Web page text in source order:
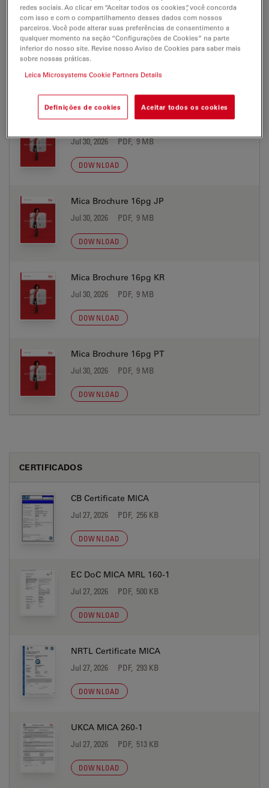
DOWNLOAD
Mica Brochure 16pg FR
Jul 30, 2026
Jul 30, 2026 PDF, 9 MB
DOWNLOAD
Mica Brochure 16pg JP
Jul 30, 2026 PDF, 9 MB
DOWNLOAD
Mica Brochure 16pg KR
Jul 30, 2026 PDF, 9 MB
DOWNLOAD
Mica Brochure 16pg PT
Jul 30, 2026 PDF, 9 MB
DOWNLOAD
CERTIFICADOS
CB Certificate MICA
Jul 27, 2026 PDF, 256 KB
DOWNLOAD
EC DoC MICA MRL 160-1
Jul 27, 2026 PDF, 500 KB
DOWNLOAD
NRTL Certificate MICA
Jul 27, 2026 PDF, 293 KB
DOWNLOAD
UKCA MICA 260-1
Jul 27, 2026 PDF, 513 KB
DOWNLOAD
redes sociais. Ao clicar em “Aceitar todos os cookies”, você concorda
com isso e com o compartilhamento desses dados com nossos
parceiros. Você pode alterar suas preferências de consentimento a
qualquer momento na seção “Configurações de Cookies” na parte
inferior do nosso site. Revise nosso Aviso de Cookies para saber mais
sobre nossas práticas.
Leica Microsystems Cookie Partners Details
Definições de cookies Aceitar todos os cookies